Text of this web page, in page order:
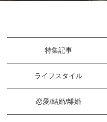
特集記事
ライフスタイル
恋愛/結婚/離婚